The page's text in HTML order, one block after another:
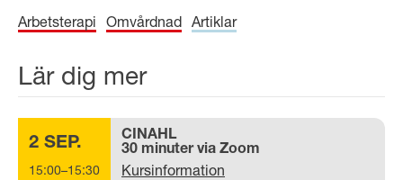
Arbetsterapi Omvårdnad Artiklar
Lär dig mer
2 SEP.
15:00–15:30
CINAHL
30 minuter via Zoom
Kursinformation